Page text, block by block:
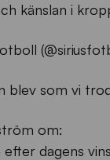
känslan i
blev som vi
om:
dagens